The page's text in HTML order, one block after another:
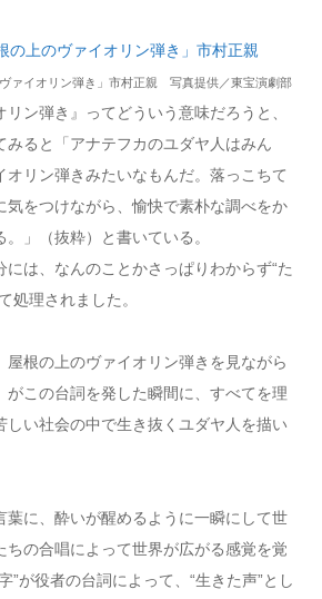
ァイオリン弾き」市村正親 写真提供／東宝演劇部
リン弾き』ってどういう意味だろうと、
みると「アナテフカのユダヤ人はみん
オリン弾きみたいなもんだ。落っこちて
気をつけながら、愉快で素朴な調べをか
」（抜粋）と書いている。
は、なんのことかさっぱりわからず“た
処理されました。
屋根の上のヴァイオリン弾きを見ながら
がこの台詞を発した瞬間に、すべてを理
しい社会の中で生き抜くユダヤ人を描い
葉に、酔いが醒めるように一瞬にして世
ちの合唱によって世界が広がる感覚を覚
”が役者の台詞によって、“生きた声”とし